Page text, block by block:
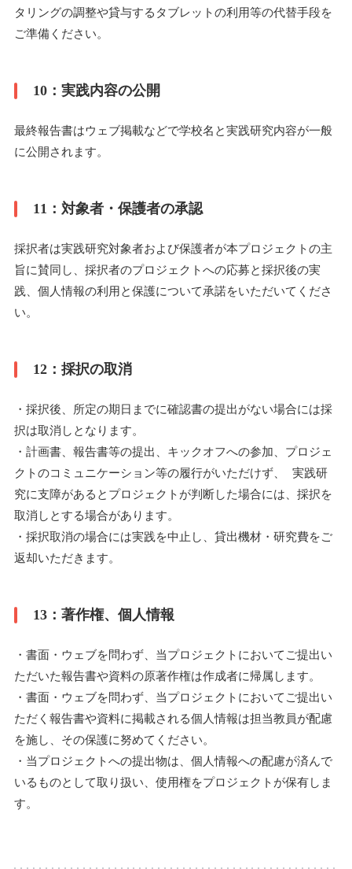
タリングの調整や貸与するタブレットの利用等の代替手段を
ご準備ください。
10：実践内容の公開
最終報告書はウェブ掲載などで学校名と実践研究内容が一般
に公開されます。
11：対象者・保護者の承認
採択者は実践研究対象者および保護者が本プロジェクトの主
旨に賛同し、採択者のプロジェクトへの応募と採択後の実
践、個人情報の利用と保護について承諾をいただいてくださ
い。
12：採択の取消
・採択後、所定の期日までに確認書の提出がない場合には採
択は取消しとなります。
・計画書、報告書等の提出、キックオフへの参加、プロジェ
クトのコミュニケーション等の履行がいただけず、 実践研
究に支障があるとプロジェクトが判断した場合には、採択を
取消しとする場合があります。
・採択取消の場合には実践を中止し、貸出機材・研究費をご
返却いただきます。
13：著作権、個人情報
・書面・ウェブを問わず、当プロジェクトにおいてご提出い
ただいた報告書や資料の原著作権は作成者に帰属します。
・書面・ウェブを問わず、当プロジェクトにおいてご提出い
ただく報告書や資料に掲載される個人情報は担当教員が配慮
を施し、その保護に努めてください。
・当プロジェクトへの提出物は、個人情報への配慮が済んで
いるものとして取り扱い、使用権をプロジェクトが保有しま
す。